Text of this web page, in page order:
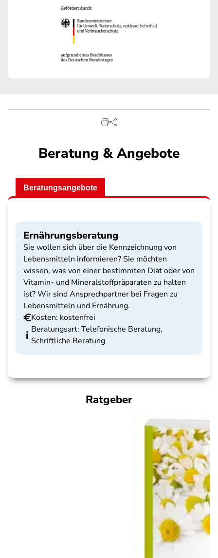
Beratung & Angebote
Beratungsangebote
Ernährungsberatung
Sie wollen sich über die Kennzeichnung von
Lebensmitteln informieren? Sie möchten
wissen, was von einer bestimmten Diät oder von
Vitamin- und Mineralstoffpräparaten zu halten
ist? Wir sind Ansprechpartner bei Fragen zu
Lebensmitteln und Ernährung.
Kosten: kostenfrei
Beratungsart: Telefonische Beratung,
Schriftliche Beratung
Ratgeber